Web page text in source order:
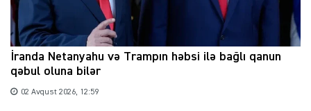
İranda Netanyahu və Trampın həbsi ilə bağlı qanun
qəbul oluna bilər
02 Avqust 2026, 12:59